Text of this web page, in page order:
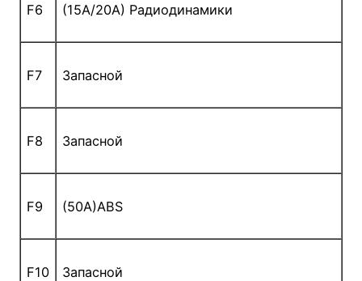
F6 (15A/20A) Радиодинамики
F7 Запасной
F8 Запасной
F9 (50A)ABS
F10 Запасной